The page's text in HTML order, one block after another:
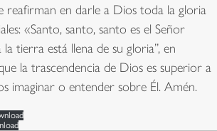
reafirman en darle a Dios toda la gloria
«Santo, santo, santo es el Señor
tierra está llena de su gloria”, en
la trascendencia de Dios es superior a
imaginar o entender sobre Él. Amén.